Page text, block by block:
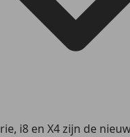
i8 en X4 zijn de